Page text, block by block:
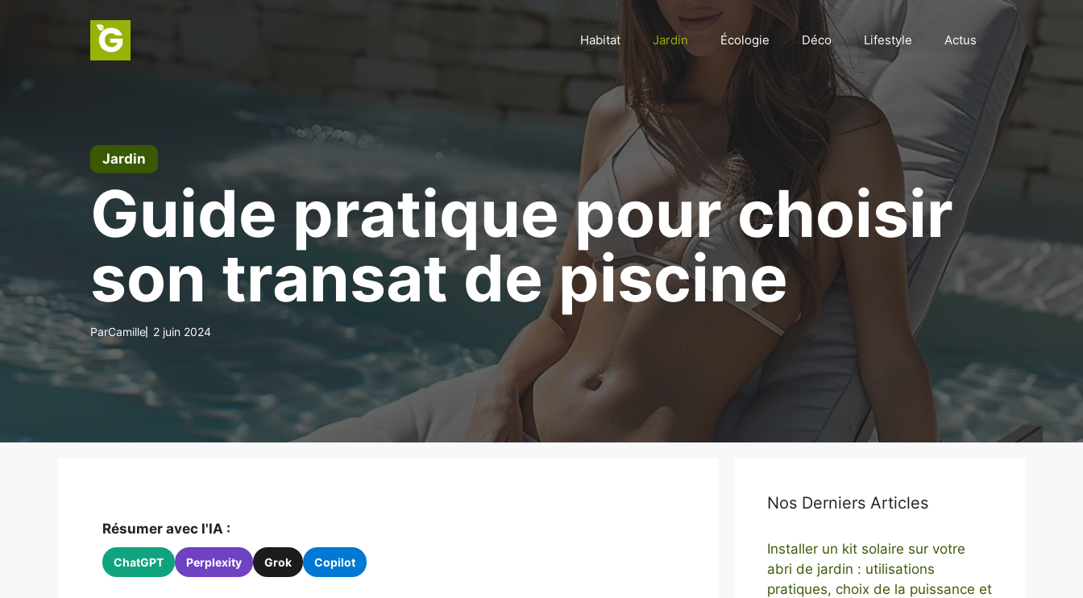
Habitat Jardin Écologie Déco Lifestyle Actus
Jardin
Guide pratique pour choisir
son transat de piscine
ParCamille 2 juin 2024
Résumer avec l'IA :
ChatGPT Perplexity Grok Copilot
Nos Derniers Articles
Installer un kit solaire sur votre
abri de jardin : utilisations
pratiques, choix de la puissance et